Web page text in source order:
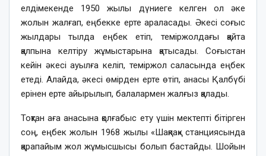
елдімекенде 1950 жылы дүниеге келген ол әке
жолын жалғап, еңбекке ерте араласады. Әкесі соғыс
жылдары тылда еңбек етіп, теміржолдағы қайта
қалпына келтіру жұмыстарына қатысады. Соғыстан
кейін әкесі ауылға келіп, теміржол саласында еңбек
етеді. Алайда, әкесі өмірден ерте өтіп, анасы Қалбүбі
ерінен ерте айырылып, балалармен жалғыз қалады.
Тоқтан аға анасына қолғабыс ету үшін мектепті бітірген
соң, еңбек жолын 1968 жылы «Шақпақ» станциясында
қарапайым жол жұмысшысы болып бастайды. Шойын